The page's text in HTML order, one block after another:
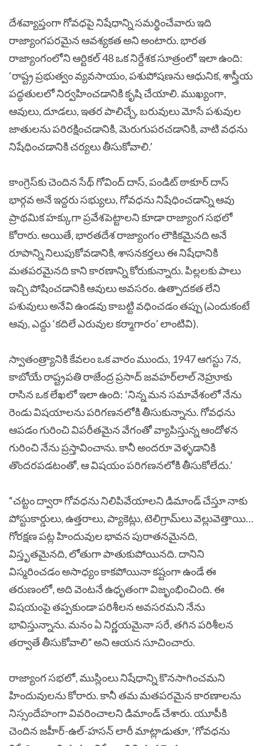
దేశవ్యాప్తంగా గోవధపై నిషేధాన్ని సమర్థించేవారు ఇది
రాజ్యాంగపరమైన ఆవశ్యకత అని అంటారు. భారత
రాజ్యాంగంలోని ఆర్టికల్ 48 ఒక నిర్దేశక సూత్రంలో ఇలా ఉంది:
‘రాష్ట్ర ప్రభుత్వం వ్యవసాయం, పశుపోషణను ఆధునిక, శాస్త్రీయ
పద్ధతులలో నిర్వహించడానికి కృషి చేయాలి. ముఖ్యంగా,
ఆవులు, దూడలు, ఇతర పాలిచ్చే, బరువులు మోసే పశువుల
జాతులను పరిరక్షించడానికి, మెరుగుపరచడానికి, వాటి వధను
నిషేధించడానికి చర్యలు తీసుకోవాలి.’
కాంగ్రెస్‌కు చెందిన సేథ్ గోవింద్ దాస్, పండిట్ ఠాకూర్ దాస్
భార్గవ అనే ఇద్దరు సభ్యులు, గోవధను నిషేధించడాన్ని ఆవు
ప్రాథమిక హక్కుగా ప్రవేశపెట్టాలని కూడా రాజ్యాంగ సభలో
కోరారు. అయితే, భారతదేశ రాజ్యాంగం లౌకికమైనది అనే
రూపాన్ని నిలుపుకోవడానికి, శాసనకర్తలు ఈ నిషేధానికి
మతపరమైనది కాని కారణాన్ని కోరుకున్నారు. పిల్లలకు పాలు
ఇచ్చి పోషించడానికి ఆవులు అవసరం. ఉత్పాదకత లేని
పశువులు అనేవి ఉండవు కాబట్టి వధించడం తప్పు (ఎందుకంటే
ఆవు, ఎద్దు ‘కదిలే ఎరువుల కర్మాగారం’ లాంటివి).
స్వాతంత్ర్యానికి కేవలం ఒక వారం ముందు, 1947 ఆగస్టు 7న,
కాబోయే రాష్ట్రపతి రాజేంద్ర ప్రసాద్ జవహర్‌లాల్ నెహ్రూకు
రాసిన ఒక లేఖలో ఇలా ఉంది: ‘నిన్న మన సమావేశంలో నేను
రెండు విషయాలను పరిగణనలోకి తీసుకున్నాను. గోవధను
ఆపడం గురించి విపరీతమైన వేగంతో వ్యాపిస్తున్న ఆందోళన
గురించి నేను ప్రస్తావించాను. కానీ అందరూ వెళ్ళడానికి
తొందరపడటంతో, ఆ విషయం పరిగణనలోకి తీసుకోలేదు.’
“చట్టం ద్వారా గోవధను నిలిపివేయాలని డిమాండ్ చేస్తూ నాకు
పోస్టుకార్డులు, ఉత్తరాలు, ప్యాకెట్లు, టెలిగ్రామ్‌లు వెల్లువెత్తాయి…
గోరక్షణ పట్ల హిందువుల భావన పురాతనమైనది,
విస్తృతమైనది, లోతుగా పాతుకుపోయినది. దానిని
విస్మరించడం అసాధ్యం కాకపోయినా కష్టంగా ఉండే ఈ
తరుణంలో, అది వెంటనే ఉధృతంగా విజృంభించింది. ఈ
విషయంపై తప్పకుండా పరిశీలన అవసరమని నేను
భావిస్తున్నాను. మనం ఏ నిర్ణయమైనా సరే, తగిన పరిశీలన
తర్వాతే తీసుకోవాలి” అని ఆయన సూచించారు.
రాజ్యాంగ సభలో, ముస్లింలు నిషేధాన్ని కొనసాగించమని
హిందువులను కోరారు. కానీ తమ మతపరమైన కారణాలను
నిస్సందేహంగా వివరించాలని డిమాండ్ చేశారు. యూపీకి
చెందిన జహీర్-ఉల్-హసన్ లారీ మాట్లాడుతూ, ‘గోవధను